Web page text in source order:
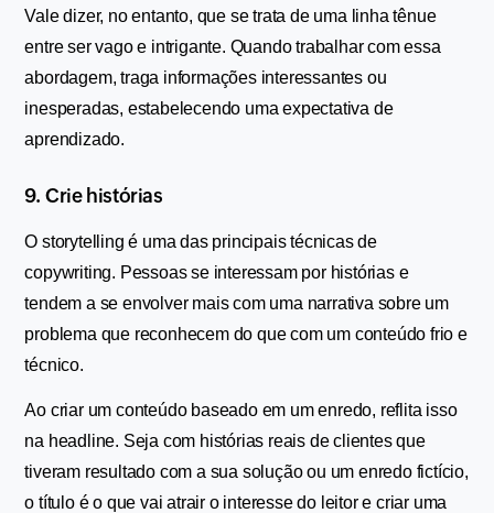
Vale dizer, no entanto, que se trata de uma linha tênue
entre ser vago e intrigante. Quando trabalhar com essa
abordagem, traga informações interessantes ou
inesperadas, estabelecendo uma expectativa de
aprendizado.
9. Crie histórias
O storytelling é uma das principais técnicas de
copywriting. Pessoas se interessam por histórias e
tendem a se envolver mais com uma narrativa sobre um
problema que reconhecem do que com um conteúdo frio e
técnico.
Ao criar um conteúdo baseado em um enredo, reflita isso
na headline. Seja com histórias reais de clientes que
tiveram resultado com a sua solução ou um enredo fictício,
o título é o que vai atrair o interesse do leitor e criar uma